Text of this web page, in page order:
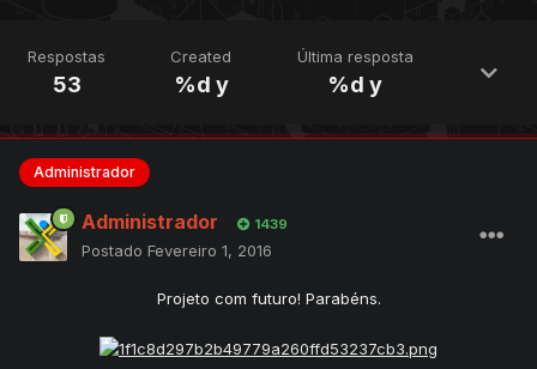
Respostas
53
Created
%d y
Última resposta
%d y
Administrador
Administrador 1439
Postado Fevereiro 1, 2016
Projeto com futuro! Parabéns.